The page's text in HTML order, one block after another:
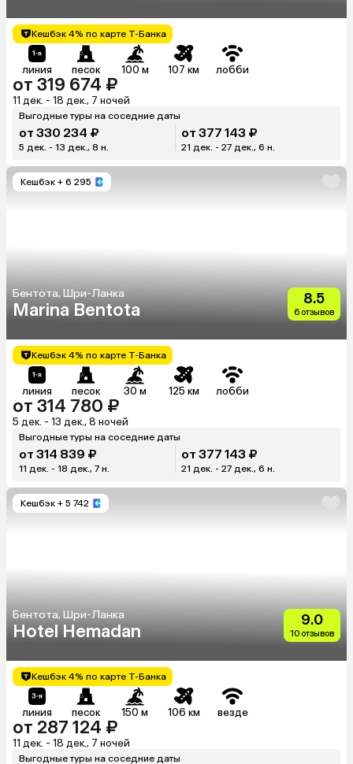
Кешбэк 4% по карте Т-Банка
линия песок 100 м 107 км лобби
от 319 674 ₽
11 дек. - 18 дек., 7 ночей
Выгодные туры на соседние даты
от 330 234 ₽
5 дек. - 13 дек., 8 н.
от 377 143 ₽
21 дек. - 27 дек., 6 н.
Кешбэк + 6 295
Бентота, Шри-Ланка
Marina Bentota
8.5
6 отзывов
Кешбэк 4% по карте Т-Банка
линия песок 30 м 125 км лобби
от 314 780 ₽
5 дек. - 13 дек., 8 ночей
Выгодные туры на соседние даты
от 314 839 ₽
11 дек. - 18 дек., 7 н.
от 377 143 ₽
21 дек. - 27 дек., 6 н.
Кешбэк + 5 742
Бентота, Шри-Ланка
Hotel Hemadan
9.0
10 отзывов
Кешбэк 4% по карте Т-Банка
линия песок 150 м 106 км везде
от 287 124 ₽
11 дек. - 18 дек., 7 ночей
Выгодные туры на соседние даты